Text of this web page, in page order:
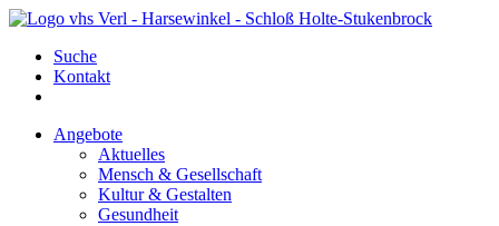
Suche
Kontakt
Angebote
Aktuelles
Mensch & Gesellschaft
Kultur & Gestalten
Gesundheit